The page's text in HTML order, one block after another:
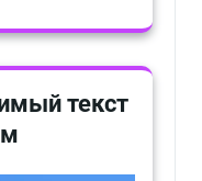
текст